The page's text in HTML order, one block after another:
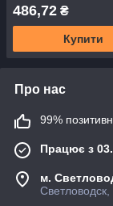
486,72 ₴
Купити
Про нас
99%
Працює з
м.
Светловодск,